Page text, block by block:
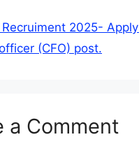
Recruiment 2025-
(CFO) post.
a Comment